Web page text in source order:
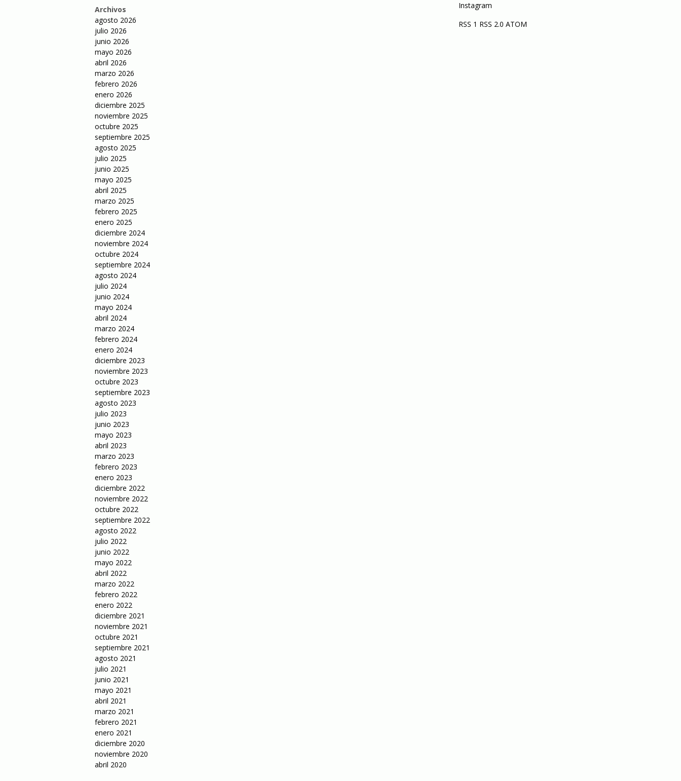
Archivos
agosto 2026
julio 2026
junio 2026
mayo 2026
abril 2026
marzo 2026
febrero 2026
enero 2026
diciembre 2025
noviembre 2025
octubre 2025
septiembre 2025
agosto 2025
julio 2025
junio 2025
mayo 2025
abril 2025
marzo 2025
febrero 2025
enero 2025
diciembre 2024
noviembre 2024
octubre 2024
septiembre 2024
agosto 2024
julio 2024
junio 2024
mayo 2024
abril 2024
marzo 2024
febrero 2024
enero 2024
diciembre 2023
noviembre 2023
octubre 2023
septiembre 2023
agosto 2023
julio 2023
junio 2023
mayo 2023
abril 2023
marzo 2023
febrero 2023
enero 2023
diciembre 2022
noviembre 2022
octubre 2022
septiembre 2022
agosto 2022
julio 2022
junio 2022
mayo 2022
abril 2022
marzo 2022
febrero 2022
enero 2022
diciembre 2021
noviembre 2021
octubre 2021
septiembre 2021
agosto 2021
julio 2021
junio 2021
mayo 2021
abril 2021
marzo 2021
febrero 2021
enero 2021
diciembre 2020
noviembre 2020
abril 2020
Instagram
RSS 1 RSS 2.0 ATOM